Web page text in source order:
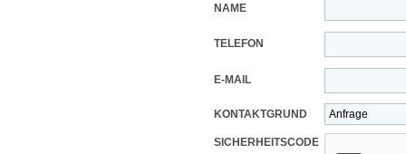
NAME
TELEFON
E-MAIL
KONTAKTGRUND
SICHERHEITSCODE